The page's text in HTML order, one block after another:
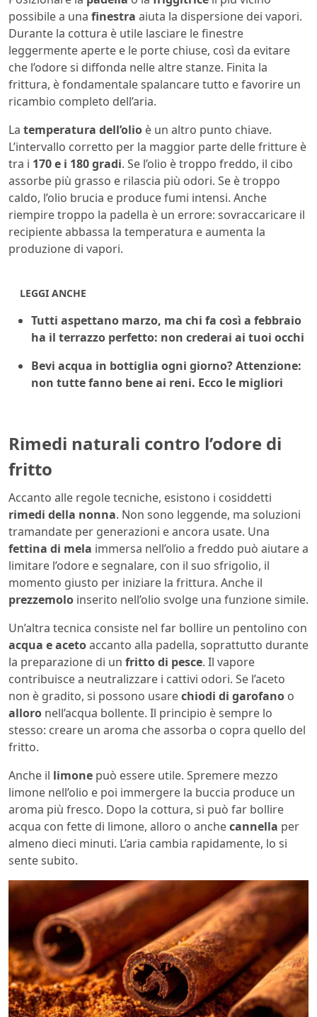
possibile a una finestra aiuta la dispersione dei vapori.
Durante la cottura è utile lasciare le finestre
leggermente aperte e le porte chiuse, così da evitare
che l’odore si diffonda nelle altre stanze. Finita la
frittura, è fondamentale spalancare tutto e favorire un
ricambio completo dell’aria.
La temperatura dell’olio è un altro punto chiave.
L’intervallo corretto per la maggior parte delle fritture è
tra i 170 e i 180 gradi. Se l’olio è troppo freddo, il cibo
assorbe più grasso e rilascia più odori. Se è troppo
caldo, l’olio brucia e produce fumi intensi. Anche
riempire troppo la padella è un errore: sovraccaricare il
recipiente abbassa la temperatura e aumenta la
produzione di vapori.
LEGGI ANCHE
Tutti aspettano marzo, ma chi fa così a febbraio
ha il terrazzo perfetto: non crederai ai tuoi occhi
Bevi acqua in bottiglia ogni giorno? Attenzione:
non tutte fanno bene ai reni. Ecco le migliori
Rimedi naturali contro l’odore di
fritto
Accanto alle regole tecniche, esistono i cosiddetti
rimedi della nonna. Non sono leggende, ma soluzioni
tramandate per generazioni e ancora usate. Una
fettina di mela immersa nell’olio a freddo può aiutare a
limitare l’odore e segnalare, con il suo sfrigolio, il
momento giusto per iniziare la frittura. Anche il
prezzemolo inserito nell’olio svolge una funzione simile.
Un’altra tecnica consiste nel far bollire un pentolino con
acqua e acetoaccanto alla padella, soprattutto durante
la preparazione di un fritto di pesce. Il vapore
contribuisce a neutralizzare i cattivi odori. Se l’aceto
non è gradito, si possono usarechiodi di garofano o
alloro nell’acqua bollente. Il principio è sempre lo
stesso: creare un aroma che assorba o copra quello del
fritto.
Anche il limone può essere utile. Spremere mezzo
limone nell’olio e poi immergere la buccia produce un
aroma più fresco. Dopo la cottura, si può far bollire
acqua con fette di limone, alloro o anchecannella per
almeno dieci minuti. L’aria cambia rapidamente, lo si
sente subito.